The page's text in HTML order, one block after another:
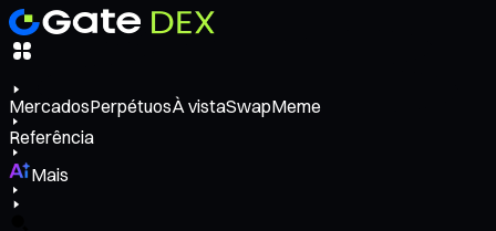
MercadosPerpétuosÀ vistaSwapMeme
Referência
Mais